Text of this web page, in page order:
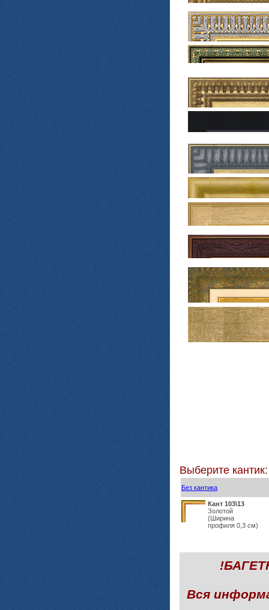
Выберите кантик:
Без кантика
Кант 103\13
Золотой
(Ширина
профиля 0,3 см)
Вся